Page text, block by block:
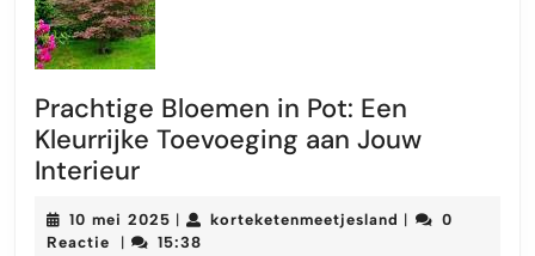
Prachtige Bloemen in Pot: Een
Kleurrijke Toevoeging aan Jouw
InterieurPrachtige
in
10 mei 2025 10
mei
| korteketenmeetjesland |
0
Reactie
| 15:38